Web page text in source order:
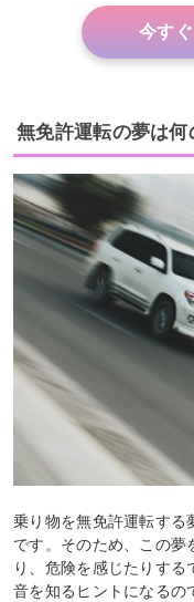
今す
無免許運転の夢は何
乗り物を無免許運転する
です。そのため、この夢
り、危険を感じたりす
音を知るヒントになるの